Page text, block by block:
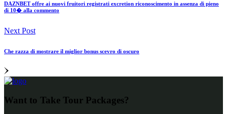
DAZNBET offre ai nuovi fruitori registrati excretion riconoscimento in assenza di pieno
di 10� alla commento
Next Post
Che razza di mostrare il miglior bonus scevro di oscuro
Want to Take Tour Packages?